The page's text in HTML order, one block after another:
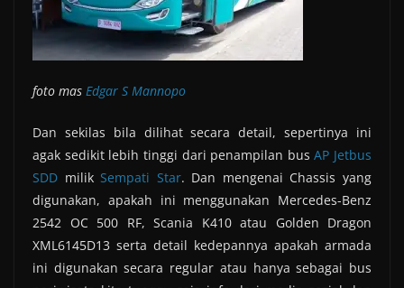
foto mas Edgar S Mannopo
Dan sekilas bila dilihat secara detail, sepertinya ini
agak sedikit lebih tinggi dari penampilan busAP Jetbus
SDD milikSempati Star. Dan mengenai Chassis yang
digunakan, apakah ini menggunakan Mercedes-Benz
2542 OC 500 RF, Scania K410 atau Golden Dragon
XML6145D13 serta detail kedepannya apakah armada
ini digunakan secara regular atau hanya sebagai bus